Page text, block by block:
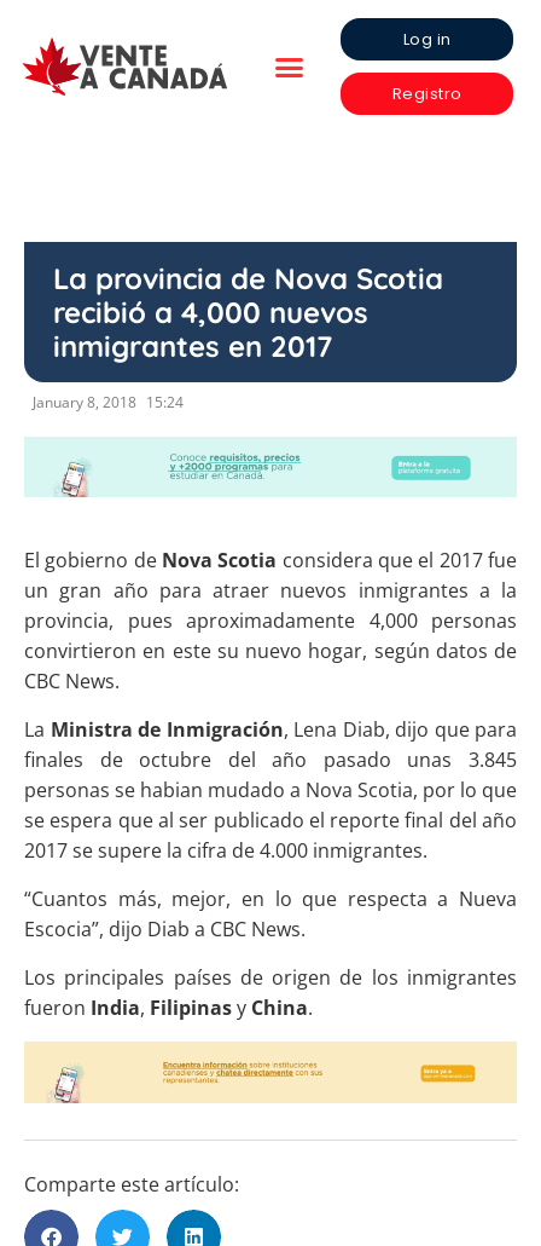
Log in
Registro
La provincia de Nova Scotia
recibió a 4,000 nuevos
inmigrantes en 2017
January 8, 2018 15:24
El gobierno de Nova Scotia considera que el 2017 fue
un gran año para atraer nuevos inmigrantes a la
provincia, pues aproximadamente 4,000 personas
convirtieron en este su nuevo hogar, según datos de
CBC News.
La Ministra de Inmigración, Lena Diab, dijo que para
finales de octubre del año pasado unas 3.845
personas se habian mudado a Nova Scotia, por lo que
se espera que al ser publicado el reporte final del año
2017 se supere la cifra de 4.000 inmigrantes.
“Cuantos más, mejor, en lo que respecta a Nueva
Escocia”, dijo Diab a CBC News.
Los principales países de origen de los inmigrantes
fueron India, Filipinasy China.
Comparte este artículo: